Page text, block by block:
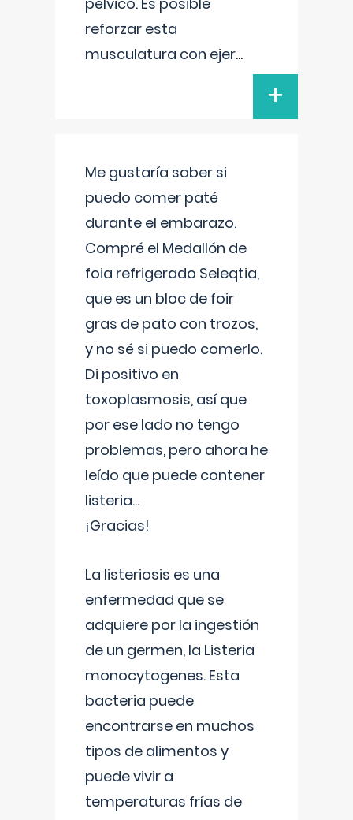
reforzar esta
musculatura con ejer...
+
Me gustaría saber si
puedo comer paté
durante el embarazo.
Compré el Medallón de
foia refrigerado Seleqtia,
que es un bloc de foir
gras de pato con trozos,
y no sé si puedo comerlo.
Di positivo en
toxoplasmosis, así que
por ese lado no tengo
problemas, pero ahora he
leído que puede contener
listeria...
¡Gracias!
La listeriosis es una
enfermedad que se
adquiere por la ingestión
de un germen, la Listeria
monocytogenes. Esta
bacteria puede
encontrarse en muchos
tipos de alimentos y
puede vivir a
temperaturas frías de